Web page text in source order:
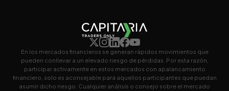
En los mercados financieros se generan rápidos movimientos que
pueden conllevar a un elevado riesgo de pérdidas. Por esta razón,
participar activamente en estos mercados con apalancamiento
financiero, solo es aconsejable para aquellos participantes que puedan
asumir dicho riesgo. Cualquier análisis o consejo sobre el mercado